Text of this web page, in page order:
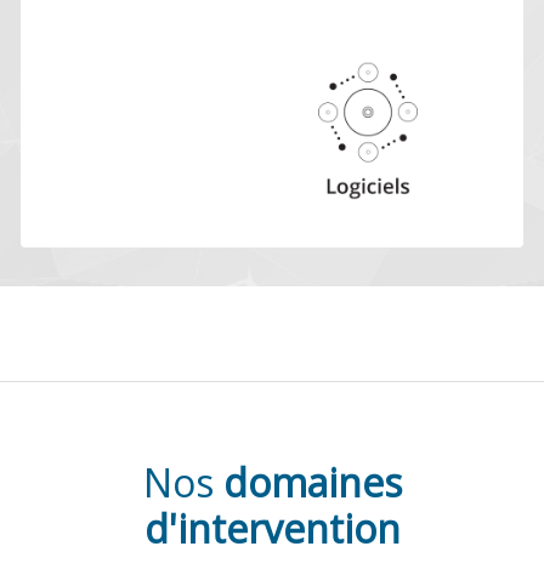
Nos domaines
d'intervention